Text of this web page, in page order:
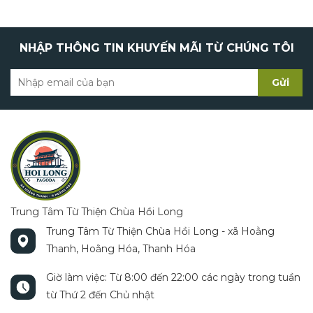
Nhỏ 3–5 giọt tinh dầu vào nước nóng, xông 10–
15 phút giúp thông mũi, giảm cảm lạnh.
🔹 Thoa giữ ấm & giảm ho
🔹 Khuếch tán không khí
Cho 5–7 giọt vào máy khuếch tán tinh dầu để
khử mùi, đuổi muỗi, làm sạch không khí.
🔹 Xua muỗi tự nhiên
Pha tinh dầu với nước và cồn, xịt quanh phòng
hoặc rèm cửa.
NHẬP THÔNG TIN KHUYẾN MÃI TỪ CHÚNG TÔI
Gửi
Trung Tâm Từ Thiện Chùa Hồi Long
Trung Tâm Từ Thiện Chùa Hồi Long - xã Hoằng
Thanh, Hoằng Hóa, Thanh Hóa
Giờ làm việc: Từ 8:00 đến 22:00 các ngày trong tuần
từ Thứ 2 đến Chủ nhật